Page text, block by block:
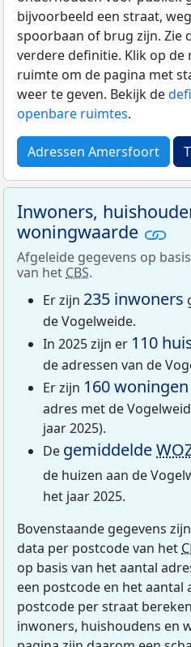
bijvoorbeeld een straat,
spoorbaan of brug zijn. Zie
verdere definitie. Klik op de
ruimte om de pagina met
weer te geven. Bekijk de
openbare ruimtes.
Adressen Amersfoort
Inwoners,
woningwaarde
Afgeleide gegevens op
van het CBS.
Er zijn 235 inwoners
de Vogelweide.
In 2025 zijn er 110
de adressen van de
Er zijn 160 woningen
adres met de
jaar 2025).
De gemiddelde
de huizen aan de
het jaar 2025.
Bovenstaande gegevens
data per postcode van het
op basis van het aantal
een postcode en het aantal
postcode per straat
inwoners, huishoudens en